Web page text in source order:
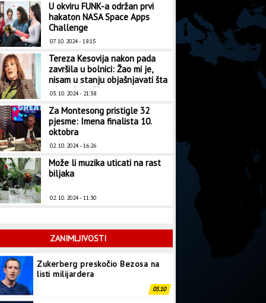
U okviru FUNK-a održan prvi
hakaton NASA Space Apps
Challenge
07. 10. 2024 - 18:15
Tereza Kesovija nakon pada
završila u bolnici: Žao mi je,
nisam u stanju objašnjavati šta
mi se dogodilo
03. 10. 2024 - 21:38
Za Montesong pristigle 32
pjesme: Imena finalista 10.
oktobra
02. 10. 2024 - 16:26
Može li muzika uticati na rast
biljaka
02. 10. 2024 - 11:30
ZANIMLJIVOSTI
Zukerberg preskočio Bezosa na
listi milijardera
05.10
Jugoslovenski Las Vegas: Počinje
li nova era najluksuznije ruševine